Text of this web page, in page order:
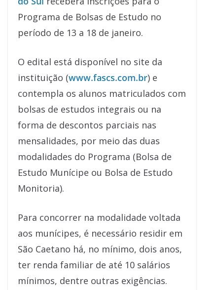
Programa de Bolsas de Estudo no
período de 13 a 18 de janeiro.
O edital está disponível no site da
instituição (www.fascs.com.br) e
contempla os alunos matriculados com
bolsas de estudos integrais ou na
forma de descontos parciais nas
mensalidades, por meio das duas
modalidades do Programa (Bolsa de
Estudo Munícipe ou Bolsa de Estudo
Monitoria).
Para concorrer na modalidade voltada
aos munícipes, é necessário residir em
São Caetano há, no mínimo, dois anos,
ter renda familiar de até 10 salários
mínimos, dentre outras exigências.